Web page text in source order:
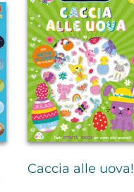
Caccia alle uova!